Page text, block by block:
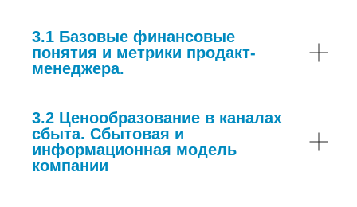
3.1 Базовые финансовые
понятия и метрики продакт-
менеджера.
3.2 Ценообразование в каналах
сбыта. Сбытовая и
информационная модель
компании